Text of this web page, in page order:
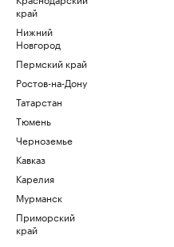
край
Нижний
Новгород
Пермский край
Ростов-на-Дону
Татарстан
Тюмень
Черноземье
Кавказ
Карелия
Мурманск
Приморский
край